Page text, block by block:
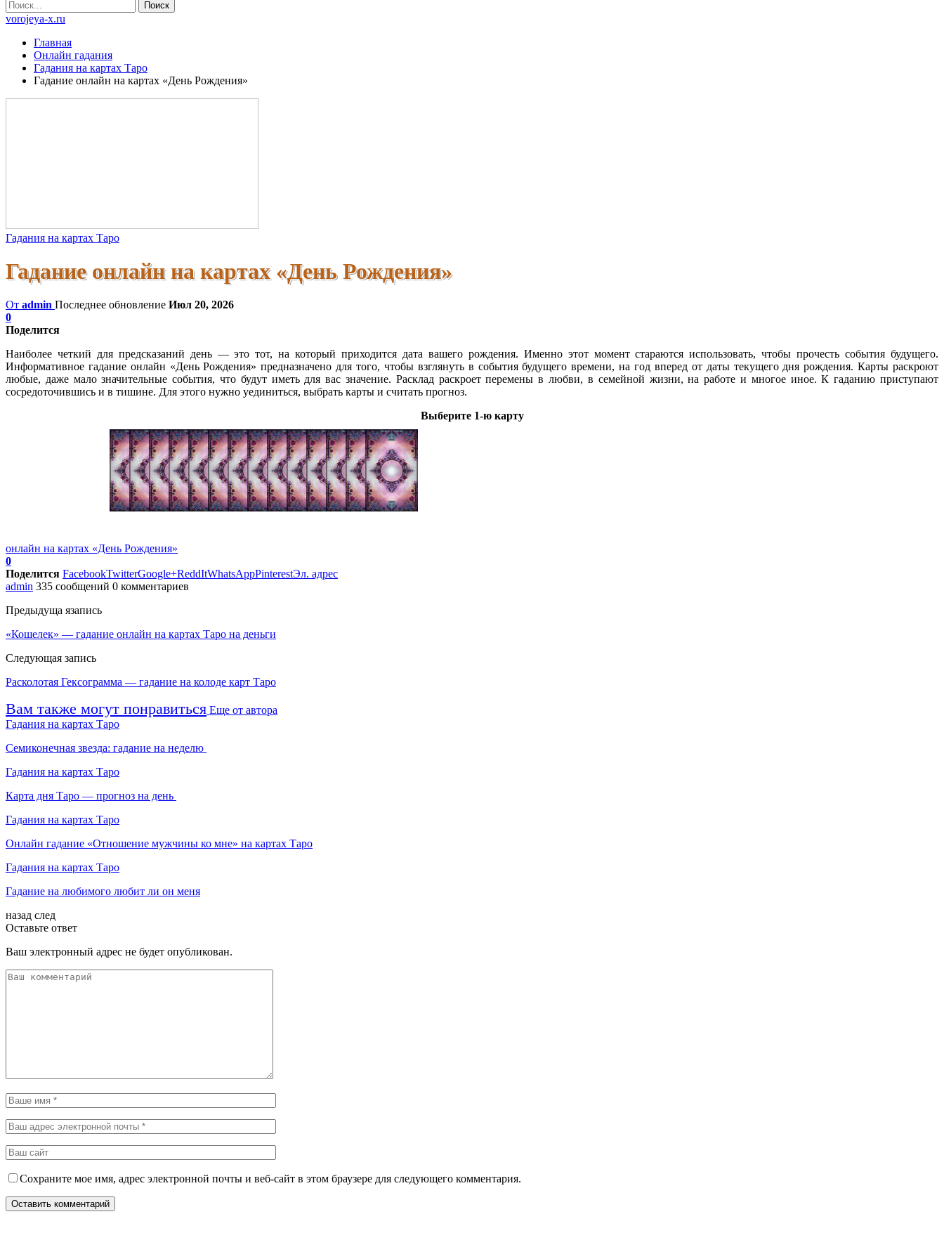
vorojeya-x.ru
Главная
Онлайн гадания
Гадания на картах Таро
Гадание онлайн на картах «День Рождения»
Гадания на картах Таро
Гадание онлайн на картах «День Рождения»
От admin Последнее обновление Июл 20, 2026
0
Поделится
Наиболее четкий для предсказаний день — это тот, на который приходится дата вашего рождения. Именно этот момент стараются использовать, чтобы прочесть события будущего.
Информативное гадание онлайн «День Рождения» предназначено для того, чтобы взглянуть в события будущего времени, на год вперед от даты текущего дня рождения. Карты раскроют
любые, даже мало значительные события, что будут иметь для вас значение. Расклад раскроет перемены в любви, в семейной жизни, на работе и многое иное. К гаданию приступают
сосредоточившись и в тишине. Для этого нужно уединиться, выбрать карты и считать прогноз.
Выберите 1-ю карту
онлайн на картах «День Рождения»
0
Поделится FacebookTwitterGoogle+ReddItWhatsAppPinterestЭл. адрес
admin 335 сообщений 0 комментариев
Предыдуща язапись
«Кошелек» — гадание онлайн на картах Таро на деньги
Следующая запись
Расколотая Гексограмма — гадание на колоде карт Таро
Вам также могут понравиться Еще от автора
Гадания на картах Таро
Семиконечная звезда: гадание на неделю
Гадания на картах Таро
Карта дня Таро — прогноз на день
Гадания на картах Таро
Онлайн гадание «Отношение мужчины ко мне» на картах Таро
Гадания на картах Таро
Гадание на любимого любит ли он меня
назад след
Оставьте ответ
Ваш электронный адрес не будет опубликован.
Сохраните мое имя, адрес электронной почты и веб-сайт в этом браузере для следующего комментария.